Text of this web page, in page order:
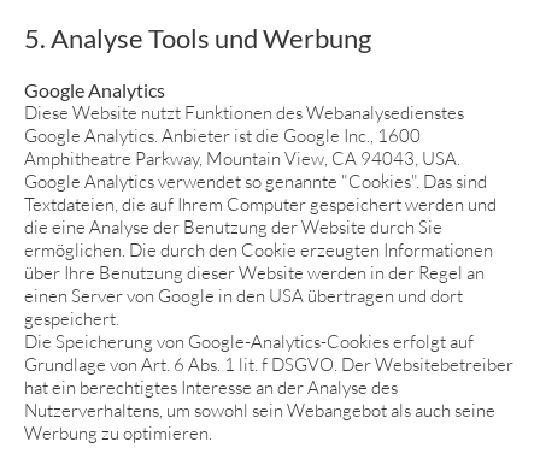
5. Analyse Tools und Werbung
Google Analytics
Diese Website nutzt Funktionen des Webanalysedienstes
Google Analytics. Anbieter ist die Google Inc., 1600
Amphitheatre Parkway, Mountain View, CA 94043, USA.
Google Analytics verwendet so genannte "Cookies". Das sind
Textdateien, die auf Ihrem Computer gespeichert werden und
die eine Analyse der Benutzung der Website durch Sie
ermöglichen. Die durch den Cookie erzeugten Informationen
über Ihre Benutzung dieser Website werden in der Regel an
einen Server von Google in den USA übertragen und dort
gespeichert.
Die Speicherung von Google-Analytics-Cookies erfolgt auf
Grundlage von Art. 6 Abs. 1 lit. f DSGVO. Der Websitebetreiber
hat ein berechtigtes Interesse an der Analyse des
Nutzerverhaltens, um sowohl sein Webangebot als auch seine
Werbung zu optimieren.